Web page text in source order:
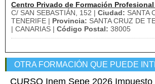
Centro Privado de Formación
C/ SAN SEBASTIÁN, 152 | Ciudad: SANTA
TENERIFE | Provincia: SANTA CRUZ DE
| CANARIAS | Código Postal: 38005
OTRA FORMACIÓN QUE PUEDE
CURSO Inem Sepe 2026